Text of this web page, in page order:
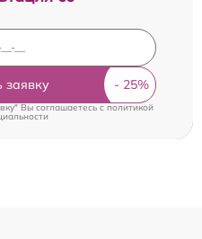
заявку
Вы соглашаетесь cполитикой